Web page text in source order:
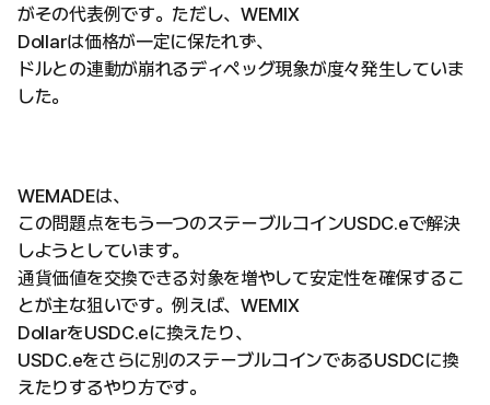
がその代表例です。ただし、WEMIX
Dollarは価格が一定に保たれず、
ドルとの連動が崩れるディペッグ現象が度々発生していま
した。
WEMADEは、
この問題点をもう一つのステーブルコインUSDC.eで解決
しようとしています。
通貨価値を交換できる対象を増やして安定性を確保するこ
とが主な狙いです。例えば、WEMIX
DollarをUSDC.eに換えたり、
USDC.eをさらに別のステーブルコインであるUSDCに換
えたりするやり方です。